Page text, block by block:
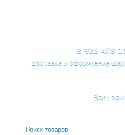
8 925 478
доставка и оформление
Ваш